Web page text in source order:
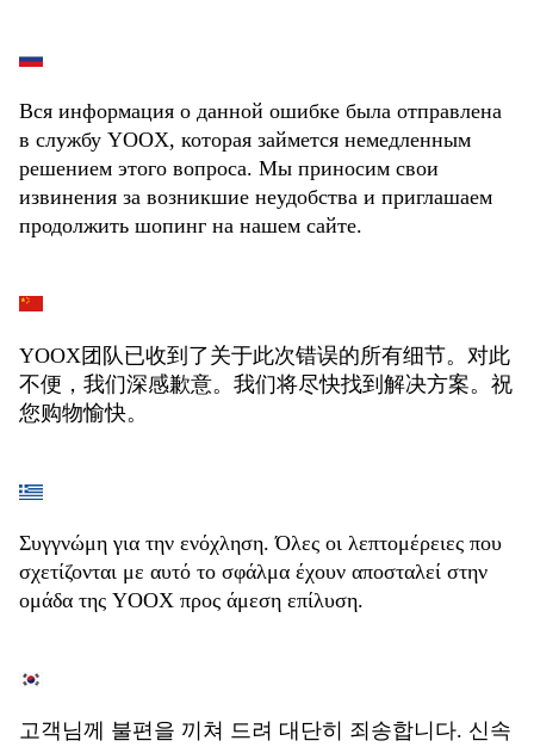
Вся информация о данной ошибке была отправлена
в службу YOOX, которая займется немедленным
решением этого вопроса. Мы приносим свои
извинения за возникшие неудобства и приглашаем
продолжить шопинг на нашем сайте.
YOOX团队已收到了关于此次错误的所有细节。对此
不便，我们深感歉意。我们将尽快找到解决方案。祝
您购物愉快。
Συγγνώμη για την ενόχληση. Όλες οι λεπτομέρειες που
σχετίζονται με αυτό το σφάλμα έχουν αποσταλεί στην
ομάδα της YOOX προς άμεση επίλυση.
고객님께 불편을 끼쳐 드려 대단히 죄송합니다. 신속